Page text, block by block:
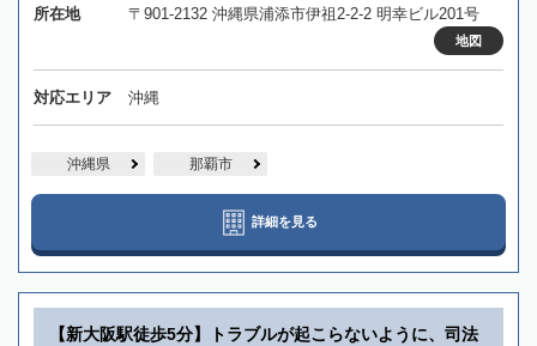
所在地 〒901-2132 沖縄県浦添市伊祖2-2-2 明幸ビル201号
地図
対応エリア 沖縄
沖縄県 那覇市
詳細を見る
【新大阪駅徒歩5分】トラブルが起こらないように、司法